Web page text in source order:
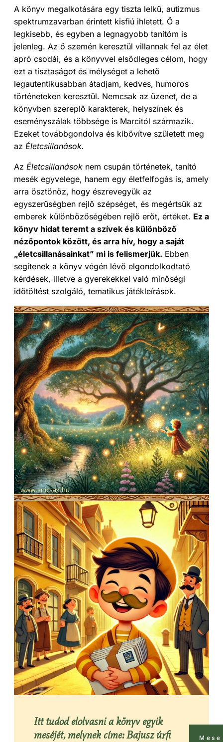
A könyv megalkotására egy tiszta lelkű, autizmus
spektrumzavarban érintett kisfiú ihletett. Ő a
legkisebb, és egyben a legnagyobb tanítóm is
jelenleg. Az ő szemén keresztül villannak fel az élet
apró csodái, és a könyvvel elsődleges célom, hogy
ezt a tisztaságot és mélységet a lehető
legautentikusabban átadjam, kedves, humoros
történeteken keresztül. Nemcsak az üzenet, de a
könyvben szereplő karakterek, helyszínek és
eseményszálak többsége is Marcitól származik.
Ezeket továbbgondolva és kibővítve született meg
az Életcsillanások.
Az Életcsillanások nem csupán történetek, tanító
mesék egyvelege, hanem egy életfelfogás is, amely
arra ösztönöz, hogy észrevegyük az
egyszerűségben rejlő szépséget, és megértsük az
emberek különbözőségében rejlő erőt, értéket. Ez a
könyv hidat teremt a szívek és különböző
nézőpontok között, és arra hív, hogy a saját
„életcsillanásainkat” mi is felismerjük. Ebben
segítenek a könyv végén lévő elgondolkodtató
kérdések, illetve a gyerekekkel való minőségi
időtöltést szolgáló, tematikus játékleírások.
Itt tudod elolvasni a könyv egyik
meséjét, melynek címe: Bajusz úrfi